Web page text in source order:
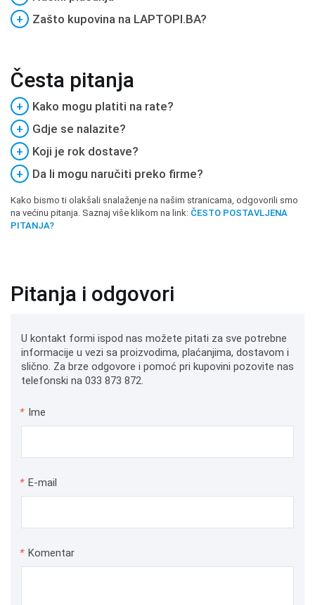
+
Zašto kupovina na LAPTOPI.BA?
Česta pitanja
+
Kako mogu platiti na rate?
+
Gdje se nalazite?
+
Koji je rok dostave?
+
Da li mogu naručiti preko firme?
Kako bismo ti olakšali snalaženje na našim stranicama, odgovorili smo
na većinu pitanja. Saznaj više klikom na link: ČESTO POSTAVLJENA
PITANJA?
Pitanja i odgovori
U kontakt formi ispod nas možete pitati za sve potrebne
informacije u vezi sa proizvodima, plaćanjima, dostavom i
slično. Za brze odgovore i pomoć pri kupovini pozovite nas
telefonski na 033 873 872.
* Ime
* E-mail
* Komentar